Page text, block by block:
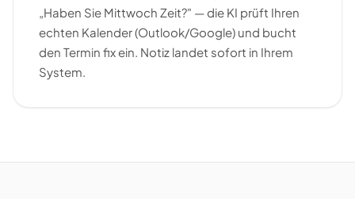
„Haben Sie Mittwoch Zeit?" — die KI prüft Ihren
echten Kalender (Outlook/Google) und bucht
den Termin fix ein. Notiz landet sofort in Ihrem
System.